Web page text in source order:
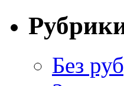
Без